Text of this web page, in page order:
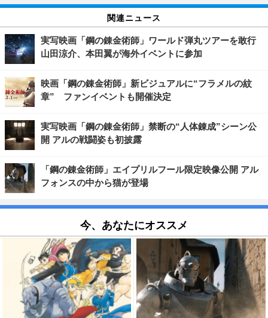
関連ニュース
実写映画「鋼の錬金術師」ワールド弾丸ツアーを敢行
山田涼介、本田翼が海外イベントに参加
映画「鋼の錬金術師」新ビジュアルに“フラメルの紋
章” ファンイベントも開催決定
実写映画「鋼の錬金術師」禁断の“人体錬成”シーン公
開 アルの戦闘姿も初披露
「鋼の錬金術師」エイプリルフール限定映像公開 アル
フォンスの中から猫が登場
今、あなたにオススメ